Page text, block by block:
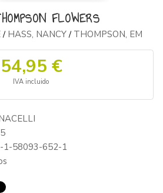
FLOWERS
/ HASS, NANCY/ THOMPSON, EM
54,95 €
IVA incluido
1-58093-652-1